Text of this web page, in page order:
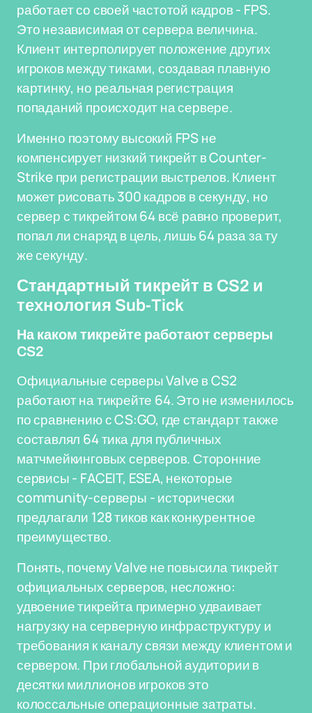
работает со своей частотой кадров - FPS.
Это независимая от сервера величина.
Клиент интерполирует положение других
игроков между тиками, создавая плавную
картинку, но реальная регистрация
попаданий происходит на сервере.
Именно поэтому высокий FPS не
компенсирует низкий тикрейт в Counter-
Strike при регистрации выстрелов. Клиент
может рисовать 300 кадров в секунду, но
сервер с тикрейтом 64 всё равно проверит,
попал ли снаряд в цель, лишь 64 раза за ту
же секунду.
Стандартный тикрейт в CS2 и
технология Sub-Tick
На каком тикрейте работают серверы
CS2
Официальные серверы Valve в CS2
работают на тикрейте 64. Это не изменилось
по сравнению с CS:GO, где стандарт также
составлял 64 тика для публичных
матчмейкинговых серверов. Сторонние
сервисы - FACEIT, ESEA, некоторые
community-серверы - исторически
предлагали 128 тиков как конкурентное
преимущество.
Понять, почему Valve не повысила тикрейт
официальных серверов, несложно:
удвоение тикрейта примерно удваивает
нагрузку на серверную инфраструктуру и
требования к каналу связи между клиентом и
сервером. При глобальной аудитории в
десятки миллионов игроков это
колоссальные операционные затраты.